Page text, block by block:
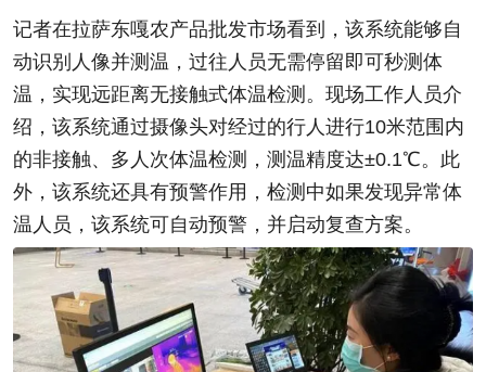
记者在拉萨东嘎农产品批发市场看到，该系统能够自
动识别人像并测温，过往人员无需停留即可秒测体
温，实现远距离无接触式体温检测。现场工作人员介
绍，该系统通过摄像头对经过的行人进行10米范围内
的非接触、多人次体温检测，测温精度达±0.1℃。此
外，该系统还具有预警作用，检测中如果发现异常体
温人员，该系统可自动预警，并启动复查方案。